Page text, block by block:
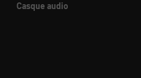
Casque audio